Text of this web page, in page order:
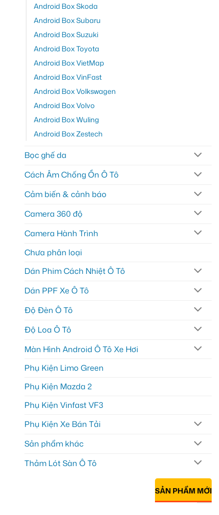
Android Box Skoda
Android Box Subaru
Android Box Suzuki
Android Box Toyota
Android Box VietMap
Android Box VinFast
Android Box Volkswagen
Android Box Volvo
Android Box Wuling
Android Box Zestech
Bọc ghế da
Cách Âm Chống Ồn Ô Tô
Cảm biến & cảnh báo
Camera 360 độ
Camera Hành Trình
Chưa phân loại
Dán Phim Cách Nhiệt Ô Tô
Dán PPF Xe Ô Tô
Độ Đèn Ô Tô
Độ Loa Ô Tô
Màn Hình Android Ô Tô Xe Hơi
Phụ Kiện Limo Green
Phụ Kiện Mazda 2
Phụ Kiện Vinfast VF3
Phụ Kiện Xe Bán Tải
Sản phẩm khác
Thảm Lót Sàn Ô Tô
SẢN PHẨM MỚI